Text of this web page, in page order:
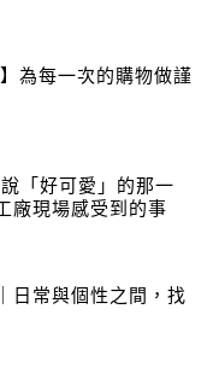
為每一次的購物做謹
「好可愛」的那一
廠現場感受到的事
日常與個性之間，找